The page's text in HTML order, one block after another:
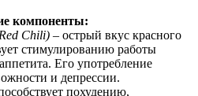
компоненты:
Chili) – острый вкус красного
стимулированию работы
Его употребление
и депрессии.
похудению,